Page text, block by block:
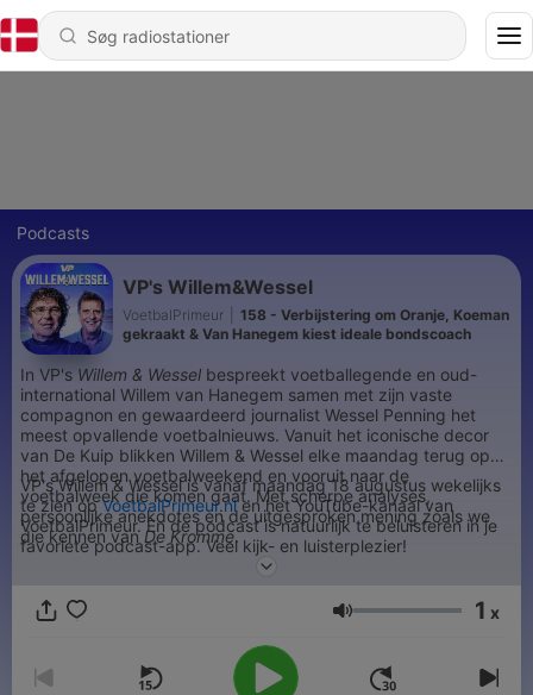
Podcasts
VP's Willem&Wessel
VoetbalPrimeur
158 - Verbijstering om Oranje, Koeman
gekraakt & Van Hanegem kiest ideale bondscoach
In VP's Willem & Wessel bespreekt voetballegende en oud-
international Willem van Hanegem samen met zijn vaste
compagnon en gewaardeerd journalist Wessel Penning het
meest opvallende voetbalnieuws. Vanuit het iconische decor
van De Kuip blikken Willem & Wessel elke maandag terug op
het afgelopen voetbalweekend en vooruit naar de
voetbalweek die komen gaat. Met scherpe analyses,
persoonlijke anekdotes en de uitgesproken mening zoals we
die kennen van De Kromme.
VP's Willem & Wessel is vanaf maandag 18 augustus wekelijks
te zien opVoetbalPrimeur.nlen het YouTube-kanaal van
VoetbalPrimeur. En de podcast is natuurlijk te beluisteren in je
favoriete podcast-app. Veel kijk- en luisterplezier!
Lydstyrke 1 x